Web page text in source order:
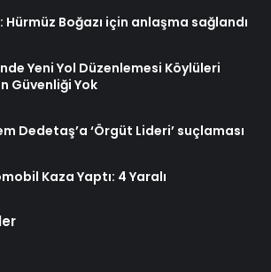
Boğazı için anlaşma sağlandı
Yeni Yol Düzenlemesi Köylüleri
Güvenliği Yok
Dedetaş’a ‘Örgüt Lideri’ suçlaması
Kaza Yaptı: 4 Yaralı